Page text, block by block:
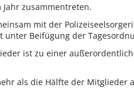
zusammentreten.
mit der
unter Beifügung der
ist zu einer
als die Hälfte der Mitglieder